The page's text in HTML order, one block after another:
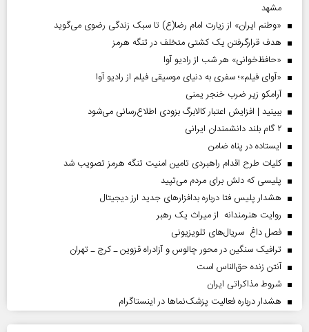
مشهد
«وطنم ایران» از زیارت امام رضا(ع) تا سبک زندگی رضوی می‌گوید
هدف قرارگرفتن یک کشتی متخلف در تنگه هرمز
«حافظ‌خوانی» هر شب از رادیو آوا
«آوای فیلم»؛ سفری به دنیای موسیقی فیلم از رادیو آوا
آرامکو زیر ضرب خنجر یمنی
ببینید | افزایش اعتبار کالابرگ بزودی اطلاع‌رسانی می‌شود
۲ گام بلند دانشمندان ایرانی
ایستاده در پناه ضامن
کلیات طرح اقدام راهبردی تامین امنیت تنگه هرمز تصویب شد
پلیسی که دلش برای مردم می‌تپید
هشدار پلیس فتا درباره بدافزار‌های جدید ارز دیجیتال
روایت هنرمندانه از میراث یک رهبر
فصل داغ سریال‌های تلویزیونی
ترافیک سنگین در محور چالوس و آزادراه قزوین ـ کرج ـ تهران
آنتن زنده حق‌الناس است
شروط مذاکراتی ایران
هشدار درباره فعالیت پزشک‌نما‌ها در اینستاگرام